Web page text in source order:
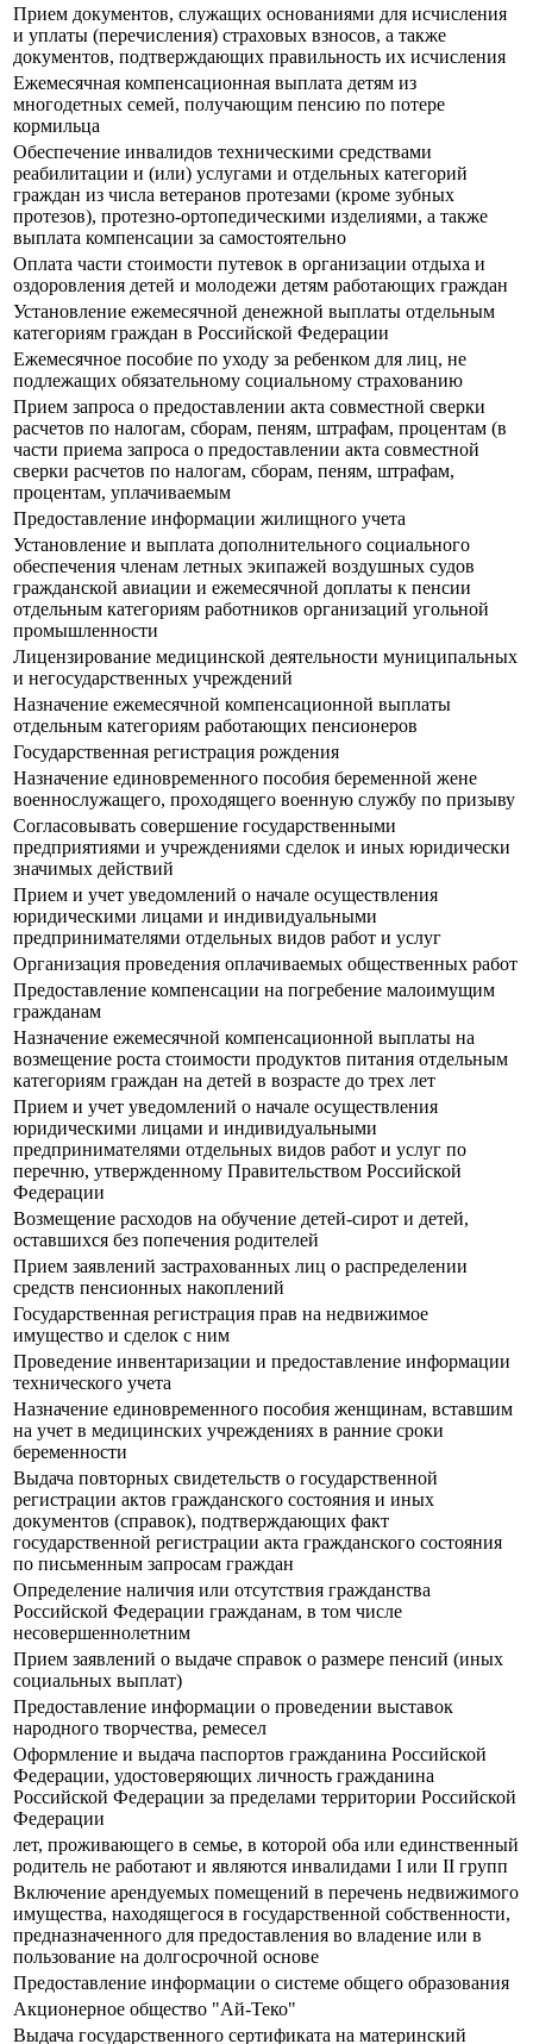
Прием документов, служащих основаниями для исчисления
и уплаты (перечисления) страховых взносов, а также
документов, подтверждающих правильность их исчисления
Ежемесячная компенсационная выплата детям из
многодетных семей, получающим пенсию по потере
кормильца
Обеспечение инвалидов техническими средствами
реабилитации и (или) услугами и отдельных категорий
граждан из числа ветеранов протезами (кроме зубных
протезов), протезно-ортопедическими изделиями, а также
выплата компенсации за самостоятельно
Оплата части стоимости путевок в организации отдыха и
оздоровления детей и молодежи детям работающих граждан
Установление ежемесячной денежной выплаты отдельным
категориям граждан в Российской Федерации
Ежемесячное пособие по уходу за ребенком для лиц, не
подлежащих обязательному социальному страхованию
Прием запроса о предоставлении акта совместной сверки
расчетов по налогам, сборам, пеням, штрафам, процентам (в
части приема запроса о предоставлении акта совместной
сверки расчетов по налогам, сборам, пеням, штрафам,
процентам, уплачиваемым
Предоставление информации жилищного учета
Установление и выплата дополнительного социального
обеспечения членам летных экипажей воздушных судов
гражданской авиации и ежемесячной доплаты к пенсии
отдельным категориям работников организаций угольной
промышленности
Лицензирование медицинской деятельности муниципальных
и негосударственных учреждений
Назначение ежемесячной компенсационной выплаты
отдельным категориям работающих пенсионеров
Государственная регистрация рождения
Назначение единовременного пособия беременной жене
военнослужащего, проходящего военную службу по призыву
Согласовывать совершение государственными
предприятиями и учреждениями сделок и иных юридически
значимых действий
Прием и учет уведомлений о начале осуществления
юридическими лицами и индивидуальными
предпринимателями отдельных видов работ и услуг
Организация проведения оплачиваемых общественных работ
Предоставление компенсации на погребение малоимущим
гражданам
Назначение ежемесячной компенсационной выплаты на
возмещение роста стоимости продуктов питания отдельным
категориям граждан на детей в возрасте до трех лет
Прием и учет уведомлений о начале осуществления
юридическими лицами и индивидуальными
предпринимателями отдельных видов работ и услуг по
перечню, утвержденному Правительством Российской
Федерации
Возмещение расходов на обучение детей-сирот и детей,
оставшихся без попечения родителей
Прием заявлений застрахованных лиц о распределении
средств пенсионных накоплений
Государственная регистрация прав на недвижимое
имущество и сделок с ним
Проведение инвентаризации и предоставление информации
технического учета
Назначение единовременного пособия женщинам, вставшим
на учет в медицинских учреждениях в ранние сроки
беременности
Выдача повторных свидетельств о государственной
регистрации актов гражданского состояния и иных
документов (справок), подтверждающих факт
государственной регистрации акта гражданского состояния
по письменным запросам граждан
Определение наличия или отсутствия гражданства
Российской Федерации гражданам, в том числе
несовершеннолетним
Прием заявлений о выдаче справок о размере пенсий (иных
социальных выплат)
Предоставление информации о проведении выставок
народного творчества, ремесел
Оформление и выдача паспортов гражданина Российской
Федерации, удостоверяющих личность гражданина
Российской Федерации за пределами территории Российской
Федерации
лет, проживающего в семье, в которой оба или единственный
родитель не работают и являются инвалидами I или II групп
Включение арендуемых помещений в перечень недвижимого
имущества, находящегося в государственной собственности,
предназначенного для предоставления во владение или в
пользование на долгосрочной основе
Предоставление информации о системе общего образования
Акционерное общество "Ай-Теко"
Выдача государственного сертификата на материнский